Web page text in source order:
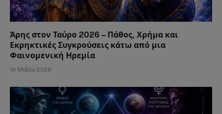
Άρης στον Ταύρο 2026 – Πάθος, Χρήμα και
Εκρηκτικές Συγκρούσεις κάτω από μια
Φαινομενική Ηρεμία
19 Μαΐου 2026